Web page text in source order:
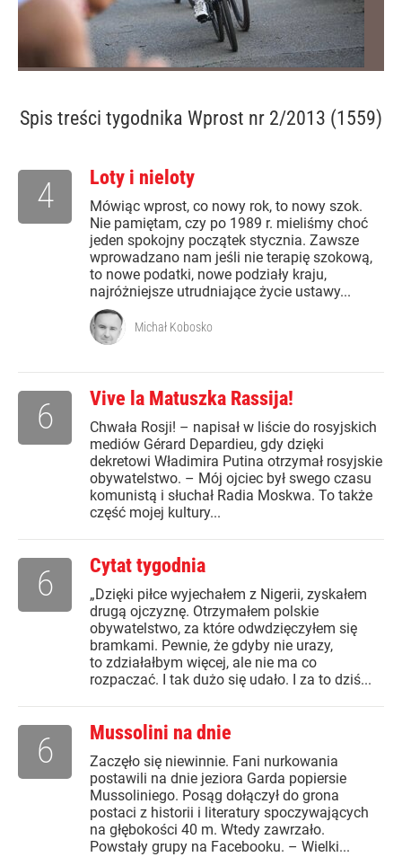
Spis treści tygodnika Wprost nr 2/2013 (1559)
Loty i nieloty
Mówiąc wprost, co nowy rok, to nowy szok.
Nie pamiętam, czy po 1989 r. mieliśmy choć
jeden spokojny początek stycznia. Zawsze
wprowadzano nam jeśli nie terapię szokową,
to nowe podatki, nowe podziały kraju,
najróżniejsze utrudniające życie ustawy...
4
Michał Kobosko
Vive la Matuszka Rassija!
Chwała Rosji! – napisał w liście do rosyjskich
mediów Gérard Depardieu, gdy dzięki
dekretowi Władimira Putina otrzymał rosyjskie
obywatelstwo. – Mój ojciec był swego czasu
komunistą i słuchał Radia Moskwa. To także
część mojej kultury...
6
Cytat tygodnia
„Dzięki piłce wyjechałem z Nigerii, zyskałem
drugą ojczyznę. Otrzymałem polskie
obywatelstwo, za które odwdzięczyłem się
bramkami. Pewnie, że gdyby nie urazy,
to zdziałałbym więcej, ale nie ma co
rozpaczać. I tak dużo się udało. I za to dziś...
6
Mussolini na dnie
Zaczęło się niewinnie. Fani nurkowania
postawili na dnie jeziora Garda popiersie
Mussoliniego. Posąg dołączył do grona
postaci z historii i literatury spoczywających
na głębokości 40 m. Wtedy zawrzało.
Powstały grupy na Facebooku. – Wielki...
6